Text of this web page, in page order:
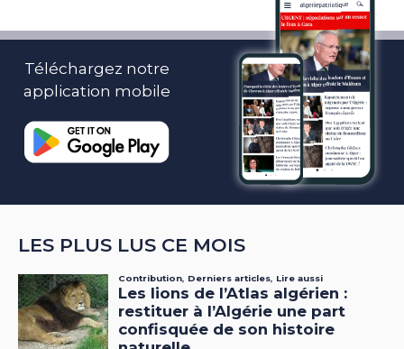
Téléchargez notre
application mobile
LES PLUS LUS CE MOIS